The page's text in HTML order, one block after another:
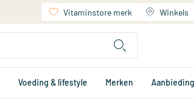
Vitaminstore merk Winkels
Voeding & lifestyle Merken